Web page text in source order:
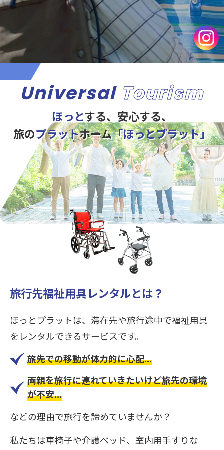
Universal Tourism
ほっとする、安心する、
旅のプラットホーム「ほっとプラット」
旅行先福祉用具レンタルとは？
ほっとプラットは、滞在先や旅行途中で福祉用具
をレンタルできるサービスです。
旅先での移動が体力的に心配...
両親を旅行に連れていきたいけど旅先の環境
が不安...
などの理由で旅行を諦めていませんか？
私たちは車椅子や介護ベッド、室内用手すりな